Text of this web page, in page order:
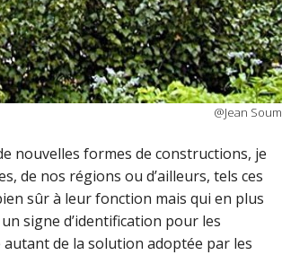
@Jean Soum
nouvelles formes de constructions, je
de nos régions ou d’ailleurs, tels ces
sûr à leur fonction mais qui en plus
signe d’identification pour les
de la solution adoptée par les